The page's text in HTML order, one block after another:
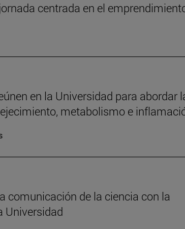
centrada en el
en la Universidad para abordar
metabolismo e
comunicación de la ciencia con la
Universidad